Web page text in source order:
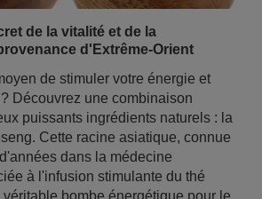
de la vitalité et de la
d'Extrême-Orient
de stimuler votre énergie et
Découvrez une combinaison
puissants ingrédients naturels : la
Cette racine asiatique, connue
dans la médecine
à l'infusion stimulante du thé
bombe énergétique pour le